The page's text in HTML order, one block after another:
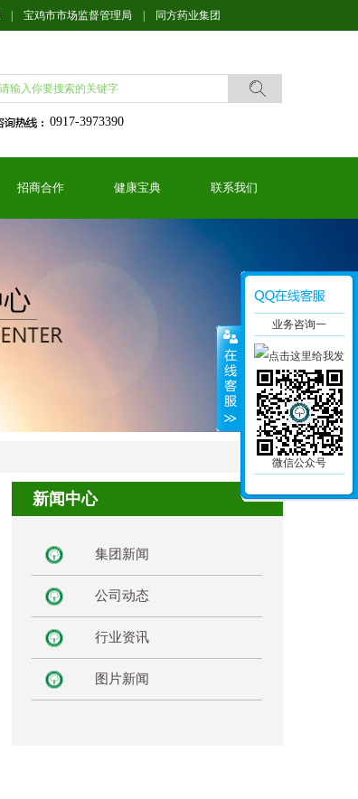
宝鸡市市场监督管理局 同方药业集团
0917-3973390
招商合作 健康宝典 联系我们
新闻中心
集团新闻
公司动态
行业资讯
图片新闻
业务咨询一
微信公众号